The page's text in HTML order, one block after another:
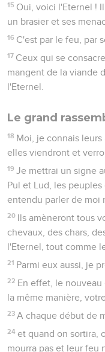
15 Oui, voici l'Eternel !
un brasier et ses
16 C'est par le feu, par
17 Ceux qui se
mangent de la viande
l'Eternel.
Le grand
18 Moi, je connais
elles viendront et
19 Je mettrai un signe
Pul et Lud, les
entendu parler de moi
20 Ils amèneront tous
chevaux, des chars,
l'Eternel, tout comme
21 Parmi eux aussi, je
22 En effet, le
la même manière,
23 A chaque début de
24 et quand on sortira,
mourra pas et leur feu